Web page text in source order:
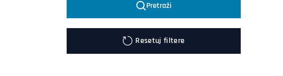
Pretraži
Resetuj filtere